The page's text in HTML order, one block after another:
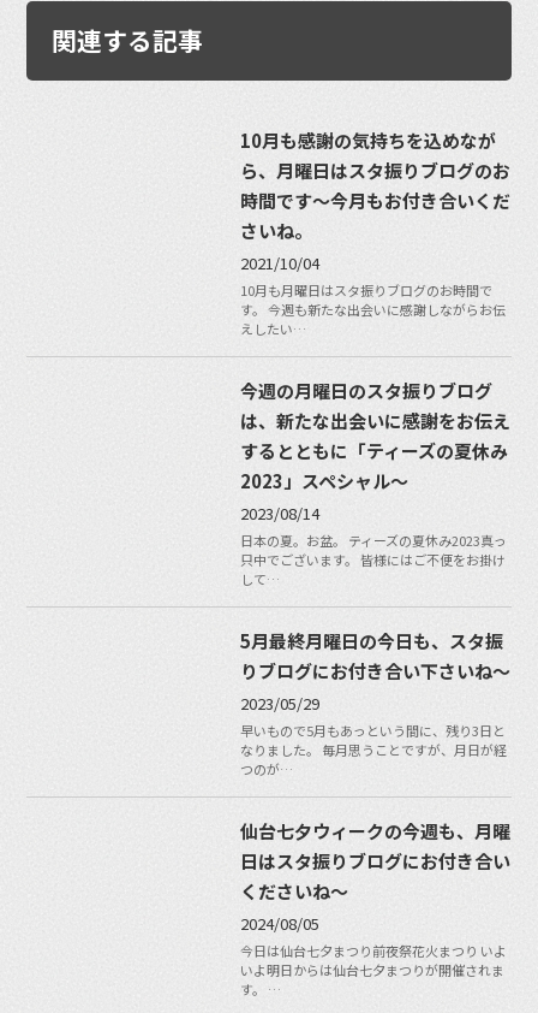
関連する記事
10月も感謝の気持ちを込めなが
ら、月曜日はスタ振りブログのお
時間です〜今月もお付き合いくだ
さいね。
2021/10/04
10月も月曜日はスタ振りブログのお時間で
す。 今週も新たな出会いに感謝しながらお伝
えしたい…
今週の月曜日のスタ振りブログ
は、新たな出会いに感謝をお伝え
するとともに「ティーズの夏休み
2023」スペシャル〜
2023/08/14
日本の夏。お盆。 ティーズの夏休み2023真っ
只中でございます。 皆様にはご不便をお掛け
して…
5月最終月曜日の今日も、スタ振
りブログにお付き合い下さいね〜
2023/05/29
早いもので5月もあっという間に、残り3日と
なりました。 毎月思うことですが、月日が経
つのが…
仙台七夕ウィークの今週も、月曜
日はスタ振りブログにお付き合い
くださいね〜
2024/08/05
今日は仙台七夕まつり前夜祭花火まつり いよ
いよ明日からは仙台七夕まつりが開催されま
す。 …